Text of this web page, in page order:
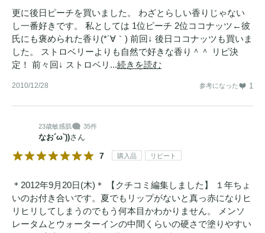
更に後日ピーチを買いました。 わざとらしい香りじゃない
し一番好きです。 私としては 1位ピーチ 2位ココナッツ←彼
氏にも褒められた香り(*´∀｀) 前回↓ 後日ココナッツも買いま
した。 ストロベリーよりも自然で好きな香り＾＾ リピ決
定！ 前々回↓ ストロベリ...続きを読む
2010/12/28 参考になった 1
23歳敏感肌 35件
なお´ω`))さん
7 購入品 リピート
＊2012年9月20日(木)＊ 【クチコミ編集しました】 １年ちょ
いのお付き合いです。夏でもリップがないと真っ赤になりヒ
リヒリしてしまうのでもう何本目かわかりません。 メンソ
レータムとウォーターインの中間くらいの硬さで塗りやすい